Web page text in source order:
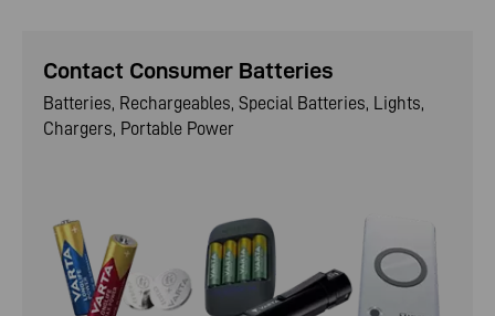
Contact Consumer Batteries
Batteries, Rechargeables, Special Batteries, Lights,
Chargers, Portable Power